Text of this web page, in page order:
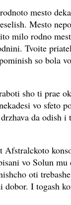
mesto
Mesto
milo rodno
Tvoite
so bola
sho ti prae
vo sfeto
da odish i
Afstralckoto
vo Solun mu
oti
I togash